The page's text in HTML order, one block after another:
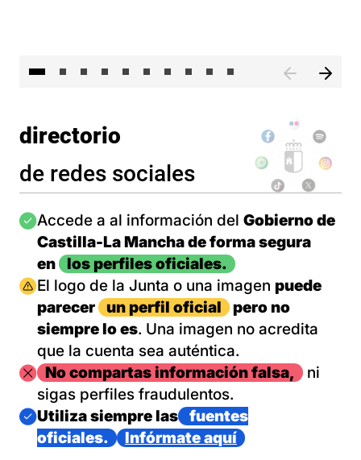
directorio
de redes sociales
Imagen
Accede a al información del Gobierno de
Castilla-La Mancha de forma segura
en
los perfiles oficiales.
Imagen
El logo de la Junta o una imagen puede
parecer
un perfil oficial
pero no
siempre lo es. Una imagen no acredita
que la cuenta sea auténtica.
ImagenNo compartas información falsa,
ni
sigas perfiles fraudulentos.
Imagen
Utiliza siempre las
fuentes
oficiales.
Infórmate aquí